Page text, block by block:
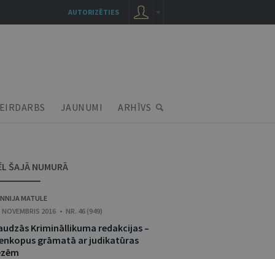
JAUNUMI ARHĪVS
ŠAJĀ NUMURĀ
MATULE
NOVEMBRIS 2016 • NR. 46 (949)
Krimināllikuma redakcijas –
grāmatā ar judikatūras
AUTORIZĒTIES